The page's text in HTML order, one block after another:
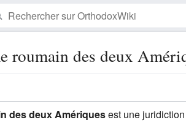
roumain des deux
des deux Amériquesest une